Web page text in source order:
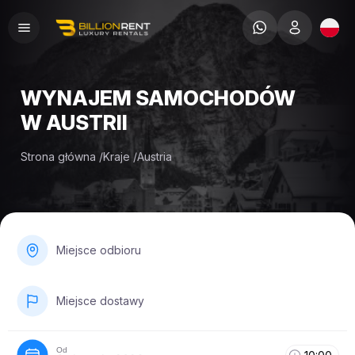
WYNAJEM SAMOCHODÓW
W AUSTRII
Strona główna /Kraje /Austria
Miejsce odbioru
Miejsce dostawy
Od